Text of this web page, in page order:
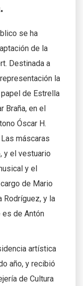
se ha
de la
Destinada a
la
de Estrella
Braña, en el
Óscar H.
máscaras
y el vestuario
y el
de Mario
Rodríguez, y la
es de Antón
artística
año, y recibió
de Cultura